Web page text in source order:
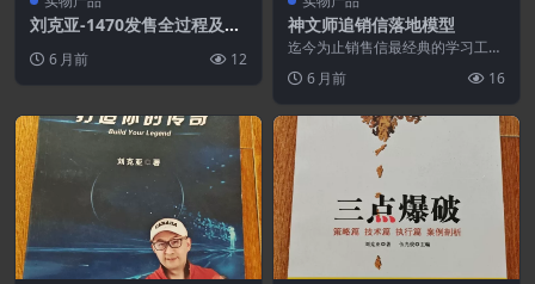
刘克亚-1470发售全过程及克
6 月前 12
神文师追销信落地模型
迄今为止销售信最经典的学习工具
俊十三封收大钱追销信...
6 月前 16